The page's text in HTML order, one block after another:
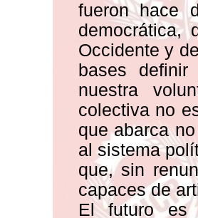
fueron hace
democrática,
Occidente y
bases
nuestra
colectiva no
que abarca
al sistema
que, sin
capaces de
El futuro es